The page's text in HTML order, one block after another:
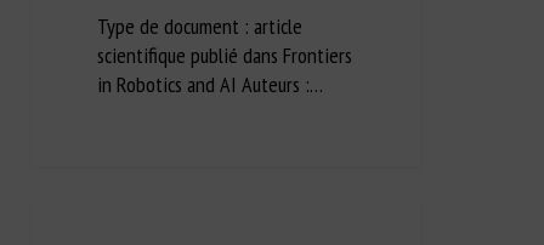
Type de document : article
scientifique publié dans Frontiers
in Robotics and AI Auteurs :…